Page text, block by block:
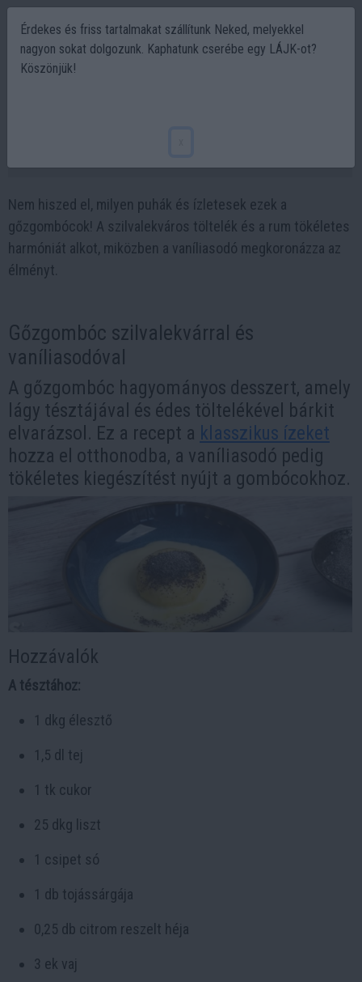
Nem hiszed el, milyen puhák és ízletesek ezek a
gőzgombócok! A szilvalekváros töltelék és a rum tökéletes
harmóniát alkot, miközben a vaníliasodó megkoronázza az
élményt.
Gőzgombóc szilvalekvárral és
vaníliasodóval
A gőzgombóc hagyományos desszert, amely
lágy tésztájával és édes töltelékével bárkit
elvarázsol. Ez a recept a klasszikus ízeket
hozza el otthonodba, a vaníliasodó pedig
tökéletes kiegészítést nyújt a gombócokhoz.
Hozzávalók
A tésztához:
1 dkg élesztő
1,5 dl tej
1 tk cukor
25 dkg liszt
1 csipet só
1 db tojássárgája
0,25 db citrom reszelt héja
3 ek vaj
Érdekes és friss tartalmakat szállítunk Neked, melyekkel
nagyon sokat dolgozunk. Kaphatunk cserébe egy LÁJK-ot?
Köszönjük!